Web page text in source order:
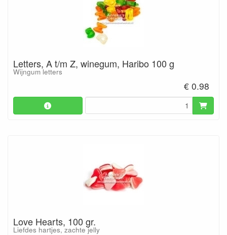
Letters, A t/m Z, winegum, Haribo 100 g
Wijngum letters
€ 0.98
Love Hearts, 100 gr.
Liefdes hartjes, zachte jelly